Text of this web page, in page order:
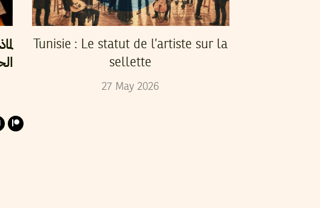
Tunisie : Le statut de l’artiste sur la
sellette
27 May 2026